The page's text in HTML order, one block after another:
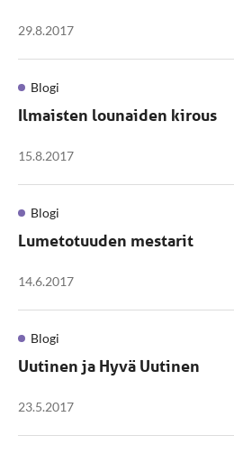
29.8.2017
Blogi
Ilmaisten lounaiden kirous
15.8.2017
Blogi
Lumetotuuden mestarit
14.6.2017
Blogi
Uutinen ja Hyvä Uutinen
23.5.2017